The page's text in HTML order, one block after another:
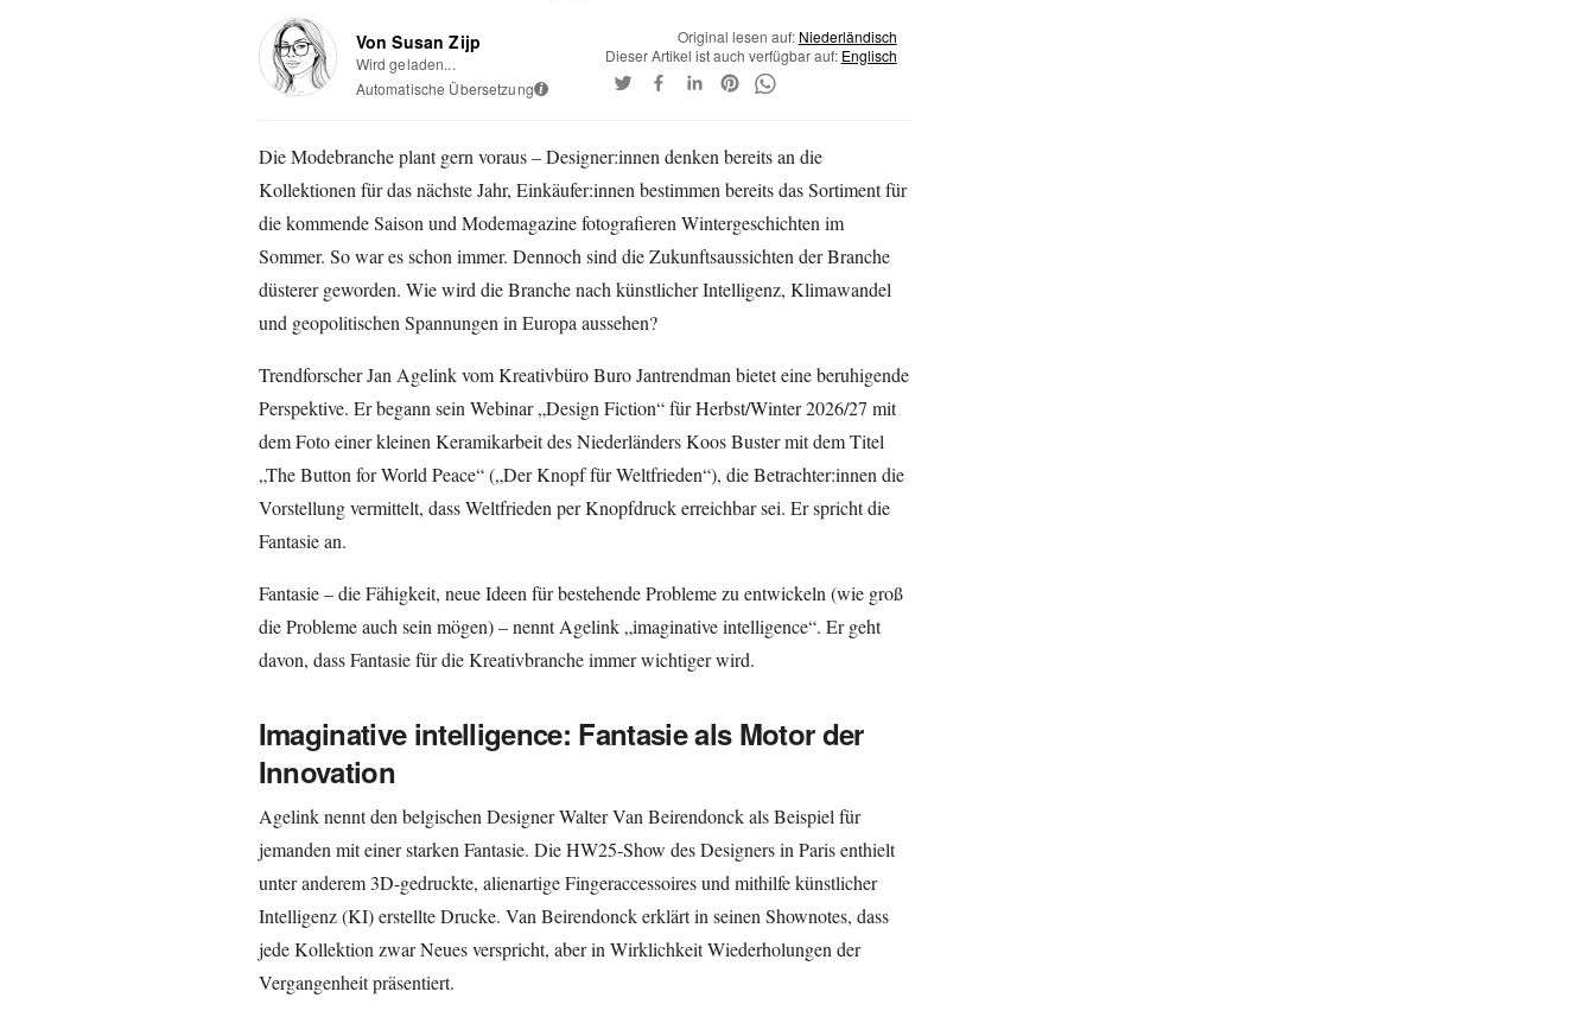
Von Susan Zijp
Wird geladen...
Automatische Übersetzung i
Original lesen auf: Niederländisch
Dieser Artikel ist auch verfügbar auf: Englisch
Die Modebranche plant gern voraus – Designer:innen denken bereits an die
Kollektionen für das nächste Jahr, Einkäufer:innen bestimmen bereits das Sortiment für
die kommende Saison und Modemagazine fotografieren Wintergeschichten im
Sommer. So war es schon immer. Dennoch sind die Zukunftsaussichten der Branche
düsterer geworden. Wie wird die Branche nach künstlicher Intelligenz, Klimawandel
und geopolitischen Spannungen in Europa aussehen?
Trendforscher Jan Agelink vom Kreativbüro Buro Jantrendman bietet eine beruhigende
Perspektive. Er begann sein Webinar „Design Fiction“ für Herbst/Winter 2026/27 mit
dem Foto einer kleinen Keramikarbeit des Niederländers Koos Buster mit dem Titel
„The Button for World Peace“ („Der Knopf für Weltfrieden“), die Betrachter:innen die
Vorstellung vermittelt, dass Weltfrieden per Knopfdruck erreichbar sei. Er spricht die
Fantasie an.
Fantasie – die Fähigkeit, neue Ideen für bestehende Probleme zu entwickeln (wie groß
die Probleme auch sein mögen) – nennt Agelink „imaginative intelligence“. Er geht
davon, dass Fantasie für die Kreativbranche immer wichtiger wird.
Imaginative intelligence: Fantasie als Motor der
Innovation
Agelink nennt den belgischen Designer Walter Van Beirendonck als Beispiel für
jemanden mit einer starken Fantasie. Die HW25-Show des Designers in Paris enthielt
unter anderem 3D-gedruckte, alienartige Fingeraccessoires und mithilfe künstlicher
Intelligenz (KI) erstellte Drucke. Van Beirendonck erklärt in seinen Shownotes, dass
jede Kollektion zwar Neues verspricht, aber in Wirklichkeit Wiederholungen der
Vergangenheit präsentiert.